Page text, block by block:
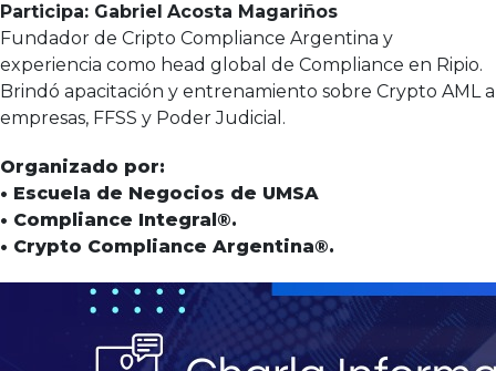
Participa: Gabriel Acosta Magariños
Fundador de Cripto Compliance Argentina y
experiencia como head global de Compliance en Ripio.
Brindó apacitación y entrenamiento sobre Crypto AML a
empresas, FFSS y Poder Judicial.
Organizado por:
• Escuela de Negocios de UMSA
• Compliance Integral®.
• Crypto Compliance Argentina®.